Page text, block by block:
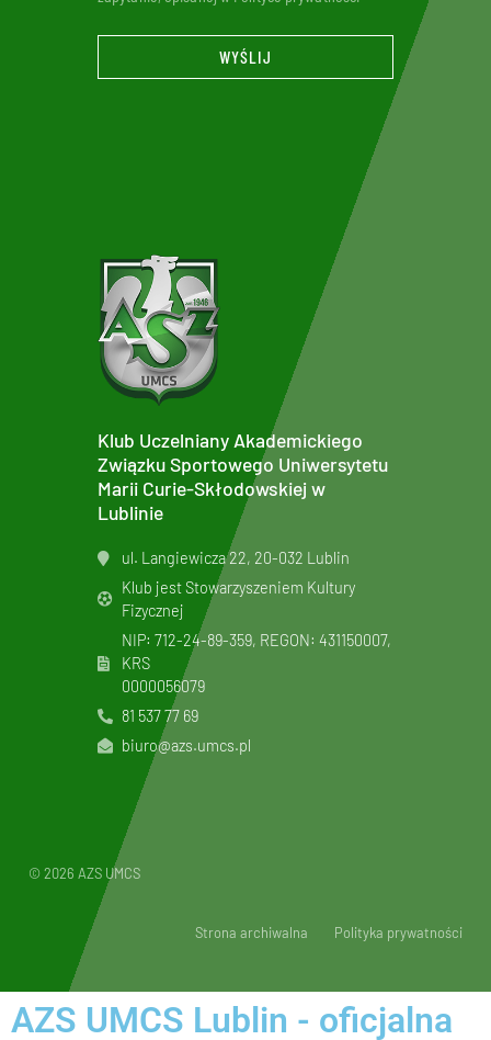
WYŚLIJ
Klub Uczelniany Akademickiego
Związku Sportowego Uniwersytetu
Marii Curie-Skłodowskiej w
Lublinie
ul. Langiewicza 22, 20-032 Lublin
Klub jest Stowarzyszeniem Kultury
Fizycznej
NIP: 712-24-89-359, REGON: 431150007,
KRS
0000056079
81 537 77 69
biuro@azs.umcs.pl
© 2026 AZS UMCS
Strona archiwalna Polityka prywatności
AZS UMCS Lublin - oficjalna